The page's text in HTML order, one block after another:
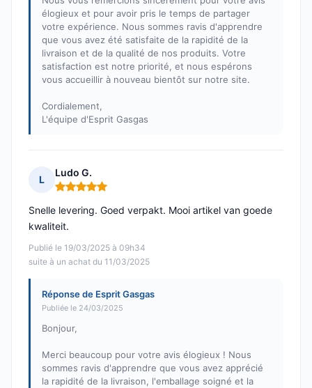
élogieux et pour avoir pris le temps de partager
votre expérience. Nous sommes ravis d'apprendre
que vous avez été satisfaite de la rapidité de la
livraison et de la qualité de nos produits. Votre
satisfaction est notre priorité, et nous espérons
vous accueillir à nouveau bientôt sur notre site.
Cordialement,
L'équipe d'Esprit Gasgas
L
Ludo G.
Note : 5 sur 5
Publié le 19/03/2025 à 09h34
suite à un achat du 11/03/2025
Snelle levering. Goed verpakt. Mooi artikel van goede
kwaliteit.
Réponse de Esprit Gasgas
Publiée le 24/03/2025
Bonjour,
Merci beaucoup pour votre avis élogieux ! Nous
sommes ravis d'apprendre que vous avez apprécié
la rapidité de la livraison, l'emballage soigné et la